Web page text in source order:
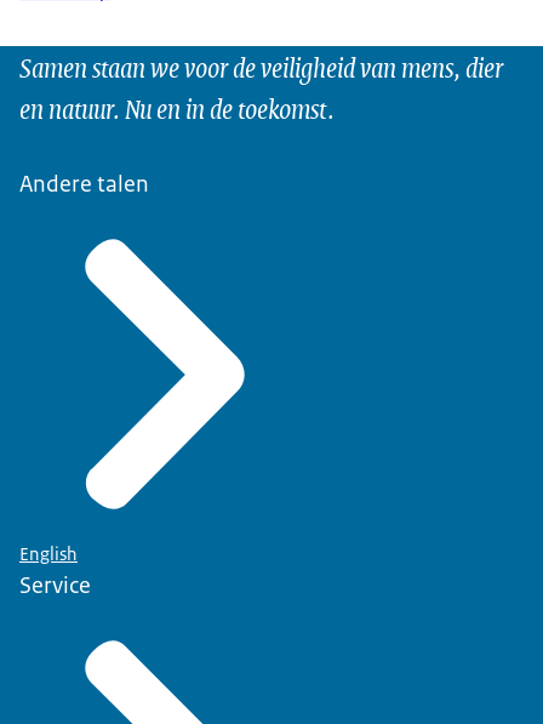
Samen staan we voor de veiligheid van mens, dier
en natuur. Nu en in de toekomst.
Andere talen
English
Service